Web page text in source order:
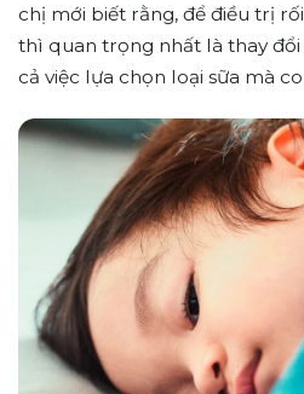
chị mới biết rằng, để điều trị
thì quan trọng nhất là thay
cả việc lựa chọn loại sữa mà